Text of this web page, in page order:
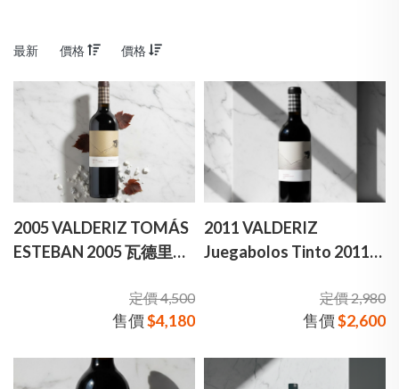
最新 價格 價格
2005 VALDERIZ TOMÁS
ESTEBAN 2005 瓦德里斯
定價 4,500
售價$4,180
2011 VALDERIZ
Juegabolos Tinto 2011
定價 2,980
售價$2,600